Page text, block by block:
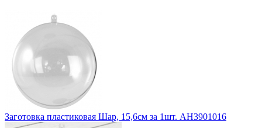
Заготовка пластиковая Шар, 15,6см за 1шт. АН3901016